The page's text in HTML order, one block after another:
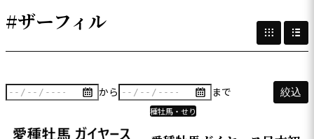
#ザーフィル
から まで 絞込
種牡馬・せり